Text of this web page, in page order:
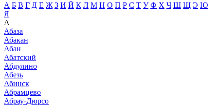
А Б В Г Д Е Ж З И Й К Л М Н О П Р С Т У Ф Х Ч Ш Щ Э Ю
Я
А
Абаза
Абакан
Абан
Абатский
Абдулино
Абезь
Абинск
Абрамцево
Абрау-Дюрсо